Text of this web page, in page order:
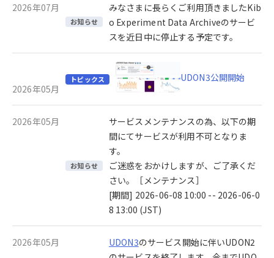
2026年07月
お知らせ
みなさまに長らくご利用頂きましたKib
o Experiment Data Archiveのサービ
スを近日中に停止する予定です。
2026年05月
トピックス UDON3公開開始
2026年05月
お知らせ
サービスメンテナンスの為、以下の期
間にてサービスが利用不可となりま
す。
ご迷惑をおかけしますが、ご了承くだ
さい。［メンテナンス］
[期間] 2026-06-08 10:00 -- 2026-06-0
8 13:00 (JST)
2026年05月 UDON3のサービス開始に伴いUDON2